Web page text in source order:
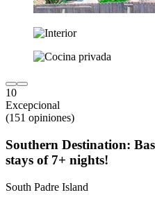
10
Excepcional
(151 opiniones)
Southern Destination:
stays of 7+ nights!
South Padre Island